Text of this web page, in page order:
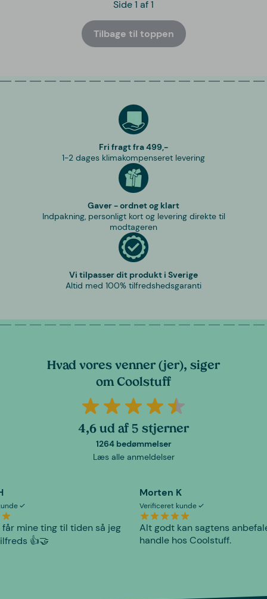
Side 1 af 1
Tilbage til toppen
Fri fragt fra 499,-
1-2 dages klimakompenseret levering
Gaver - ordnet og klart
Indpakning, personligt kort og levering direkte til
modtageren
Vi tilpasser dit produkt i Sverige
Altid med 100% tilfredshedsgaranti
Hvad vores venner (jer), siger
om Coolstuff
4,6 ud af 5 stjerner
1264 bedømmelser
Læs alle anmeldelser
får mine ting til tiden så jeg
👍🤝
Morten K
Verificeret kunde
Alt godt kan sagtens
handle hos Coolstuff.